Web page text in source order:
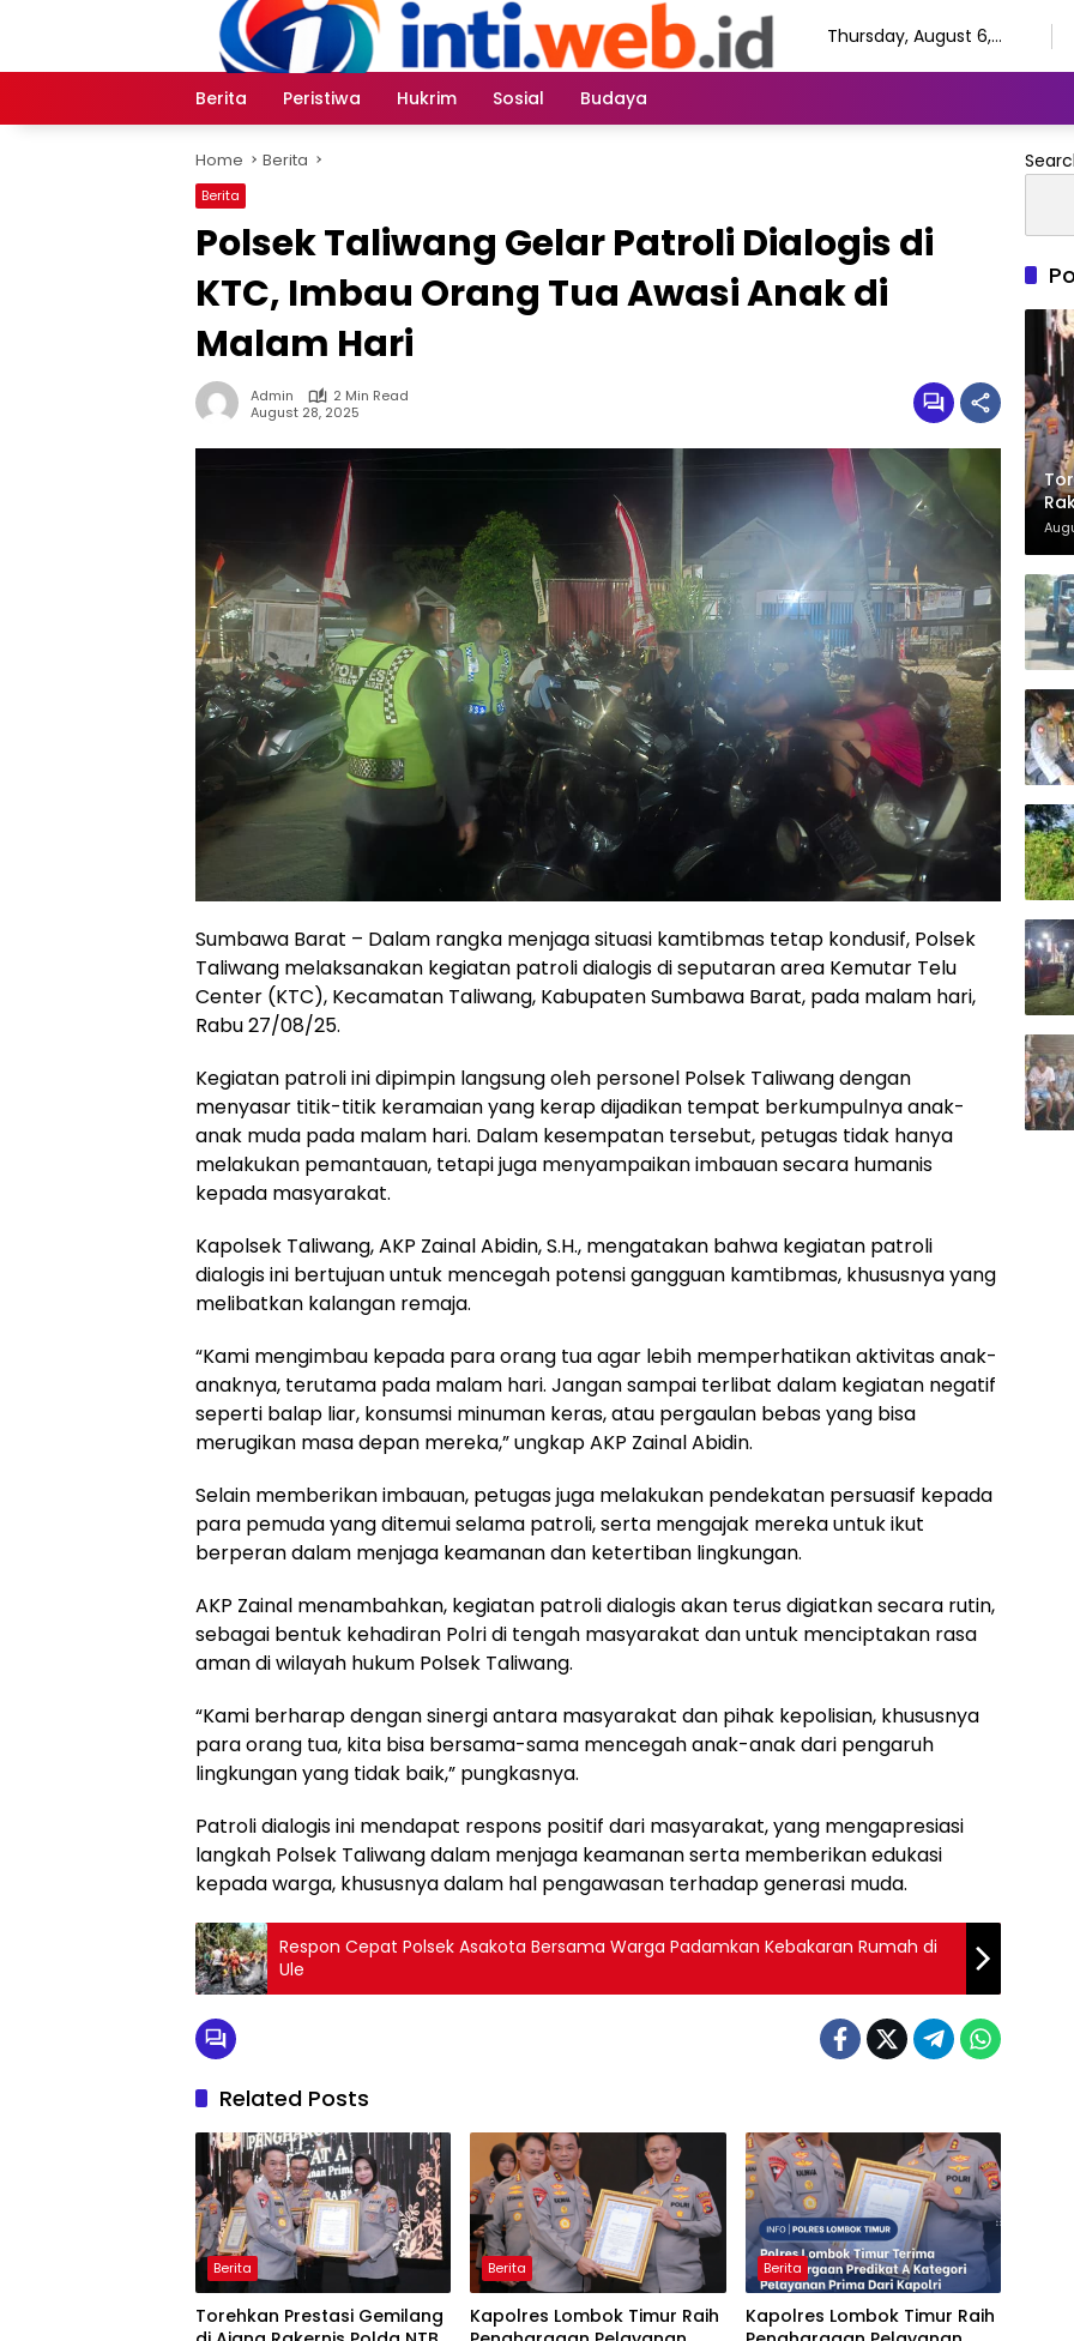
Thursday, August 6,
Berita
Peristiwa Hukrim Sosial Budaya
Home Berita
Berita
Polsek Taliwang Gelar Patroli Dialogis di
KTC, Imbau Orang Tua Awasi Anak di
Malam Hari
Admin
2 Min Read
August 28, 2025
Sumbawa Barat – Dalam rangka menjaga situasi kamtibmas tetap kondusif, Polsek
Taliwang melaksanakan kegiatan patroli dialogis di seputaran area Kemutar Telu
Center (KTC), Kecamatan Taliwang, Kabupaten Sumbawa Barat, pada malam hari,
Rabu 27/08/25.
Kegiatan patroli ini dipimpin langsung oleh personel Polsek Taliwang dengan
menyasar titik-titik keramaian yang kerap dijadikan tempat berkumpulnya anak-
anak muda pada malam hari. Dalam kesempatan tersebut, petugas tidak hanya
melakukan pemantauan, tetapi juga menyampaikan imbauan secara humanis
kepada masyarakat.
Kapolsek Taliwang, AKP Zainal Abidin, S.H., mengatakan bahwa kegiatan patroli
dialogis ini bertujuan untuk mencegah potensi gangguan kamtibmas, khususnya yang
melibatkan kalangan remaja.
“Kami mengimbau kepada para orang tua agar lebih memperhatikan aktivitas anak-
anaknya, terutama pada malam hari. Jangan sampai terlibat dalam kegiatan negatif
seperti balap liar, konsumsi minuman keras, atau pergaulan bebas yang bisa
merugikan masa depan mereka,” ungkap AKP Zainal Abidin.
Selain memberikan imbauan, petugas juga melakukan pendekatan persuasif kepada
para pemuda yang ditemui selama patroli, serta mengajak mereka untuk ikut
berperan dalam menjaga keamanan dan ketertiban lingkungan.
AKP Zainal menambahkan, kegiatan patroli dialogis akan terus digiatkan secara rutin,
sebagai bentuk kehadiran Polri di tengah masyarakat dan untuk menciptakan rasa
aman di wilayah hukum Polsek Taliwang.
“Kami berharap dengan sinergi antara masyarakat dan pihak kepolisian, khususnya
para orang tua, kita bisa bersama-sama mencegah anak-anak dari pengaruh
lingkungan yang tidak baik,” pungkasnya.
Patroli dialogis ini mendapat respons positif dari masyarakat, yang mengapresiasi
langkah Polsek Taliwang dalam menjaga keamanan serta memberikan edukasi
kepada warga, khususnya dalam hal pengawasan terhadap generasi muda.
Respon Cepat Polsek Asakota Bersama Warga Padamkan Kebakaran Rumah di
Ule
Related Posts
Berita
Torehkan Prestasi Gemilang
Berita
Kapolres Lombok Timur Raih
Berita
Kapolres Lombok Timur Raih